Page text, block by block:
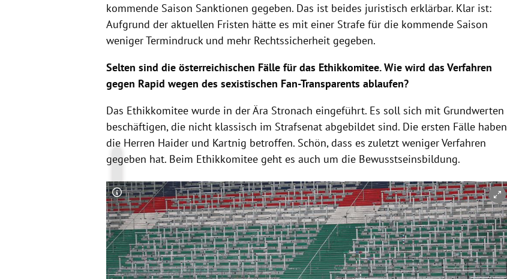
kommende Saison Sanktionen gegeben. Das ist beides juristisch erklärbar. Klar ist:
Aufgrund der aktuellen Fristen hätte es mit einer Strafe für die kommende Saison
weniger Termindruck und mehr Rechtssicherheit gegeben.
Selten sind die österreichischen Fälle für das Ethikkomitee. Wie wird das Verfahren
gegen Rapid wegen des sexistischen Fan-Transparents ablaufen?
Das Ethikkomitee wurde in der Ära Stronach eingeführt. Es soll sich mit Grundwerten
beschäftigen, die nicht klassisch im Strafsenat abgebildet sind. Die ersten Fälle haben
die Herren Haider und Kartnig betroffen. Schön, dass es zuletzt weniger Verfahren
gegeben hat. Beim Ethikkomitee geht es auch um die Bewusstseinsbildung.
Copyright-Hinweis öffnen/schließen